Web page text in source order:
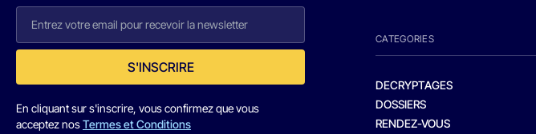
S'INSCRIRE
En cliquant sur s'inscrire, vous confirmez que vous
acceptez nosTermes et Conditions
CATEGORIES
DECRYPTAGES
DOSSIERS
RENDEZ-VOUS